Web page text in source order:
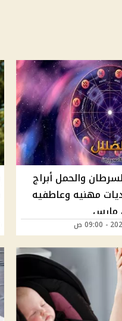
والحمل أبراج
مهنيه وعاطفيه
مارس